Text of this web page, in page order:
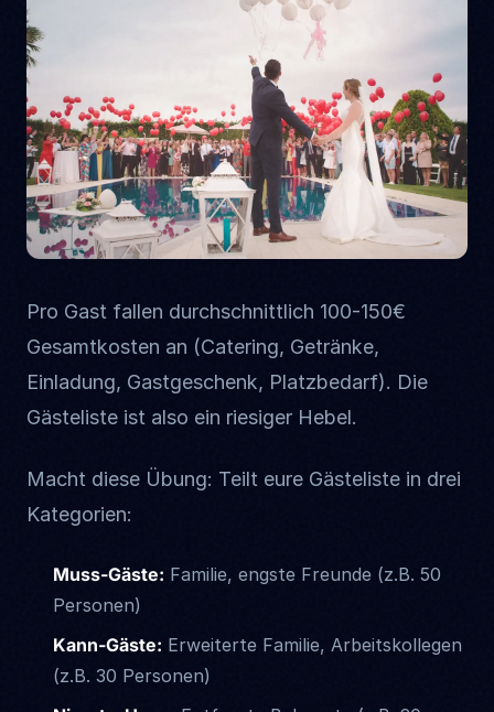
Pro Gast fallen durchschnittlich 100-150€
Gesamtkosten an (Catering, Getränke,
Einladung, Gastgeschenk, Platzbedarf). Die
Gästeliste ist also ein riesiger Hebel.
Macht diese Übung: Teilt eure Gästeliste in drei
Kategorien:
Muss-Gäste: Familie, engste Freunde (z.B. 50
Personen)
Kann-Gäste: Erweiterte Familie, Arbeitskollegen
(z.B. 30 Personen)